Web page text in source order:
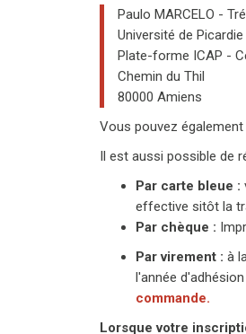
Paulo MARCELO -
Université de
Plate-forme ICAP -
Chemin du Thil
80000 Amiens
Vous pouvez
Il est aussi possible de
Par carte bleue :
effective sitôt la
Par chèque :
Par virement : à
l'année
commande.
Lorsque votre